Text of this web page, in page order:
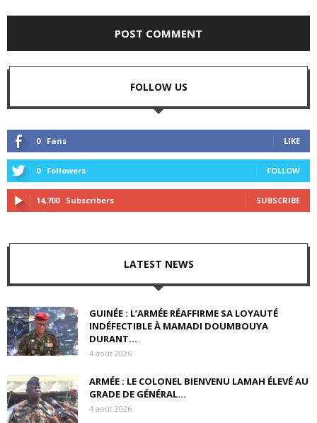
FOLLOW US
0 Fans LIKE
0 Followers FOLLOW
14,700 Subscribers SUBSCRIBE
LATEST NEWS
GUINÉE : L’ARMÉE RÉAFFIRME SA LOYAUTÉ
INDÉFECTIBLE À MAMADI DOUMBOUYA
DURANT...
4 août 2026
ARMÉE : LE COLONEL BIENVENU LAMAH ÉLEVÉ AU
GRADE DE GÉNÉRAL...
4 août 2026